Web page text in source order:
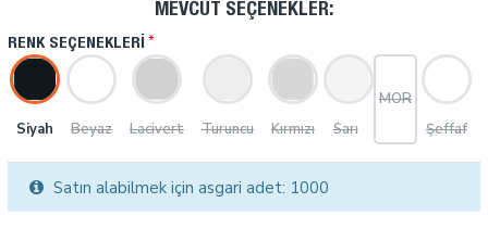
MEVCUT SEÇENEKLER:
RENK SEÇENEKLERI
Siyah Beyaz Lacivert Turuncu Kırmızı Sarı
MOR
Şeffaf
Satın alabilmek için asgari adet: 1000